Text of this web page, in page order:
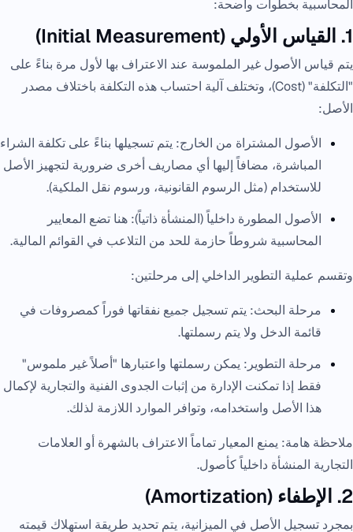
المحاسبية بخطوات واضحة:
1. القياس الأولي (Initial Measurement)
يتم قياس الأصول غير الملموسة عند الاعتراف بها لأول مرة بناءً على
"التكلفة" (Cost)، وتختلف آلية احتساب هذه التكلفة باختلاف مصدر
الأصل:
الأصول المشتراة من الخارج: يتم تسجيلها بناءً على تكلفة الشراء
المباشرة، مضافاً إليها أي مصاريف أخرى ضرورية لتجهيز الأصل
للاستخدام (مثل الرسوم القانونية، ورسوم نقل الملكية).
الأصول المطورة داخلياً (المنشأة ذاتياً): هنا تضع المعايير
المحاسبية شروطاً حازمة للحد من التلاعب في القوائم المالية.
وتقسم عملية التطوير الداخلي إلى مرحلتين:
مرحلة البحث: يتم تسجيل جميع نفقاتها فوراً كمصروفات في
قائمة الدخل ولا يتم رسملتها.
مرحلة التطوير: يمكن رسملتها واعتبارها "أصلاً غير ملموس"
فقط إذا تمكنت الإدارة من إثبات الجدوى الفنية والتجارية لإكمال
هذا الأصل واستخدامه، وتوافر الموارد اللازمة لذلك.
ملاحظة هامة: يمنع المعيار تماماً الاعتراف بالشهرة أو العلامات
التجارية المنشأة داخلياً كأصول.
2. الإطفاء (Amortization)
بمجرد تسجيل الأصل في الميزانية، يتم تحديد طريقة استهلاك قيمته